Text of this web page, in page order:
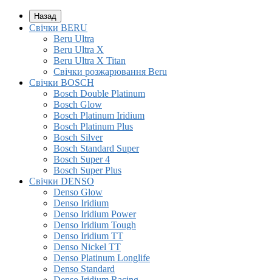
Назад
Свічки BERU
Beru Ultra
Beru Ultra X
Beru Ultra X Titan
Свічки розжарювання Beru
Свічки BOSCH
Bosch Double Platinum
Bosch Glow
Bosch Platinum Iridium
Bosch Platinum Plus
Bosch Silver
Bosch Standard Super
Bosch Super 4
Bosch Super Plus
Свічки DENSO
Denso Glow
Denso Iridium
Denso Iridium Power
Denso Iridium Tough
Denso Iridium TT
Denso Nickel TT
Denso Platinum Longlife
Denso Standard